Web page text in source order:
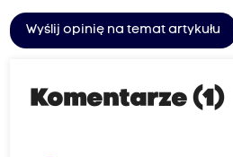
Wyślij opinię na temat artykułu
Komentarze (1)